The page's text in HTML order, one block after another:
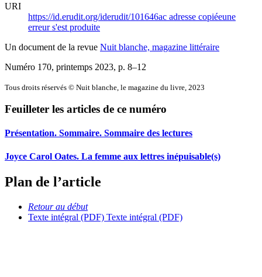
URI
https://id.erudit.org/iderudit/101646ac adresse copiéeune
erreur s'est produite
Un document de la revue Nuit blanche, magazine littéraire
Numéro 170, printemps 2023, p. 8–12
Tous droits réservés © Nuit blanche, le magazine du livre, 2023
Feuilleter les articles de ce numéro
Présentation. Sommaire. Sommaire des lectures
Joyce Carol Oates. La femme aux lettres inépuisable(s)
Plan de l’article
Retour au début
Texte intégral (PDF) Texte intégral (PDF)